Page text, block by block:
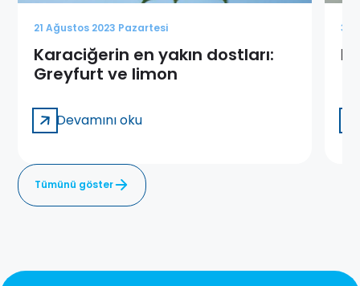
21 Ağustos 2023 Pazartesi
Karaciğerin en yakın dostları:
Greyfurt ve limon
Devamını oku
3
Tümünü göster